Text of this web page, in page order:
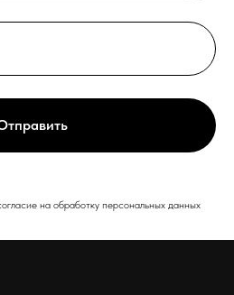
на обработку персональных данных